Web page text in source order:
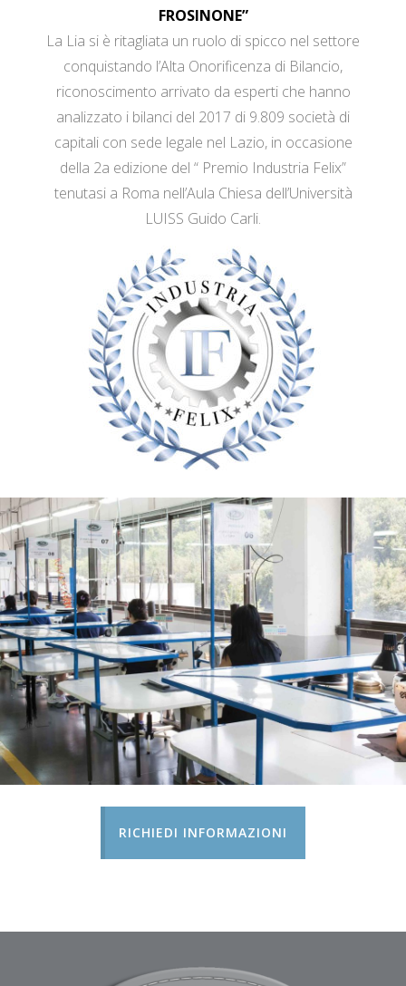
FROSINONE”
La Lia si è ritagliata un ruolo di spicco nel settore
conquistando l’Alta Onorificenza di Bilancio,
riconoscimento arrivato da esperti che hanno
analizzato i bilanci del 2017 di 9.809 società di
capitali con sede legale nel Lazio, in occasione
della 2a edizione del “ Premio Industria Felix”
tenutasi a Roma nell’Aula Chiesa dell’Università
LUISS Guido Carli.
RICHIEDI INFORMAZIONI